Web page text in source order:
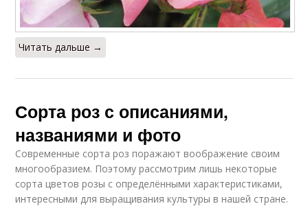
Читать дальше →
Сорта роз с описаниями,
названиями и фото
Современные сорта роз поражают воображение своим
многообразием. Поэтому рассмотрим лишь некоторые
сорта цветов розы с определёнными характеристиками,
интересными для выращивания культуры в нашей стране.